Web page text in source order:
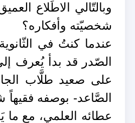
وبالتّالي الاطِّلاع
شخصيّته وأفكاره؟
عندما كنتُ في
الصّدر قد بدأ يُعرف
على صعيد طلَّاب
الصَّاعد- بوصفه فقيهاً
عطائه العلمي، مع ما